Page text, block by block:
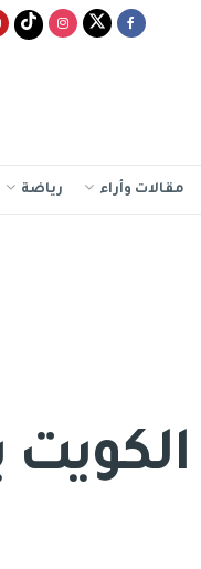
مقالات وأراء رياضة